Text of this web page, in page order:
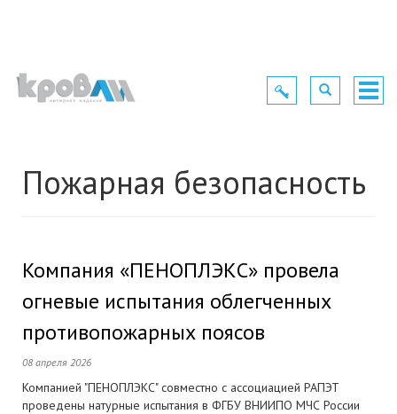
Toggle
navigation
Toggle
navigation
Пожарная безопасность
Компания «ПЕНОПЛЭКС» провела
огневые испытания облегченных
противопожарных поясов
08 апреля 2026
Компанией "ПЕНОПЛЭКС" совместно с ассоциацией РАПЭТ
проведены натурные испытания в ФГБУ ВНИИПО МЧС России